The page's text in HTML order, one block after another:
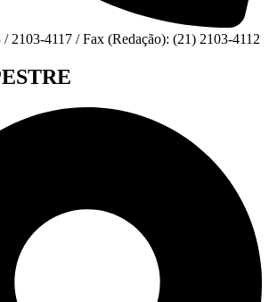
2103-4117 / Fax (Redação): (21) 2103-4112